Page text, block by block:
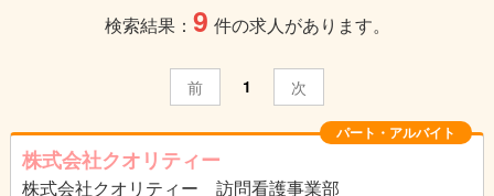
検索結果： 9 件の求人があります。
前 1 次
パート・アルバイト
株式会社クオリティー
株式会社クオリティー 訪問看護事業部